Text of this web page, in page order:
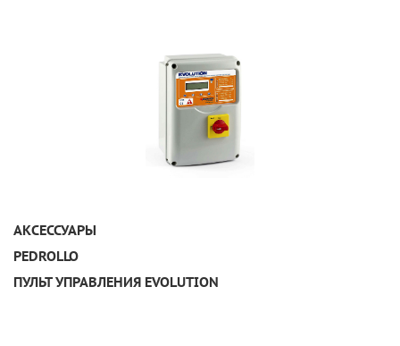
АКСЕССУАРЫ
PEDROLLO
ПУЛЬТ УПРАВЛЕНИЯ EVOLUTION